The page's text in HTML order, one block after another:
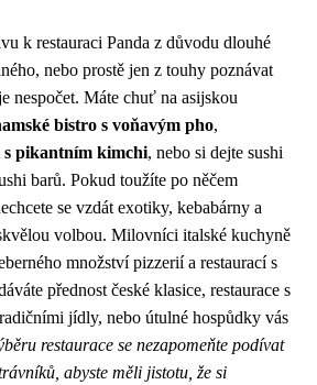
k restauraci Panda z důvodu dlouhé
nebo prostě jen z touhy poznávat
nespočet. Máte chuť na asijskou
bistro s voňavým pho,
pikantním kimchi, nebo si dejte sushi
barů. Pokud toužíte po něčem
se vzdát exotiky, kebabárny a
volbou. Milovníci italské kuchyně
množství pizzerií a restaurací s
přednost české klasice, restaurace s
jídly, nebo útulné hospůdky vás
restaurace se nezapomeňte podívat
abyste měli jistotu, že si